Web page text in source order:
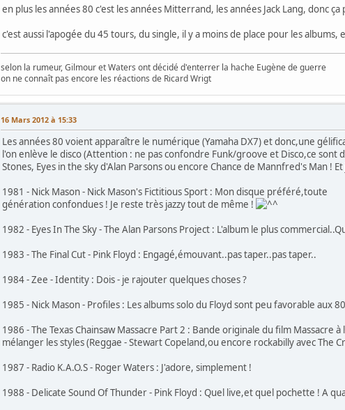
en plus les années 80 c'est les années Mitterrand, les années Jack Lang, donc
c'est aussi l'apogée du 45 tours, du single, il y a moins de place pour les albums,
selon la rumeur, Gilmour et Waters ont décidé d'enterrer la hache Eugène de guerre
on ne connaît pas encore les réactions de Ricard Wrigt
16 Mars 2012 à 15:33
Les années 80 voient apparaître le numérique (Yamaha DX7) et donc,une
l'on enlève le disco (Attention : ne pas confondre Funk/groove et Disco,ce
Stones, Eyes in the sky d'Alan Parsons ou encore Chance de Mannfred's Man !
1981 - Nick Mason - Nick Mason's Fictitious Sport : Mon disque préféré,toute
génération confondues ! Je reste très jazzy tout de même !
1982 - Eyes In The Sky - The Alan Parsons Project : L'album le plus
1983 - The Final Cut - Pink Floyd : Engagé,émouvant..pas taper..pas taper..
1984 - Zee - Identity : Dois - je rajouter quelques choses ?
1985 - Nick Mason - Profiles : Les albums solo du Floyd sont peu favorable aux
1986 - The Texas Chainsaw Massacre Part 2 : Bande originale du film
mélanger les styles (Reggae - Stewart Copeland,ou encore rockabilly avec The
1987 - Radio K.A.O.S - Roger Waters : J'adore, simplement !
1988 - Delicate Sound Of Thunder - Pink Floyd : Quel live,et quel pochette ! A